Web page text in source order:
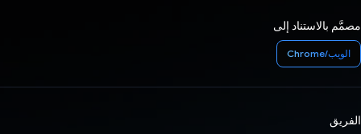
مصمَّم بالاستناد إلى
الويب/Chrome
الفريق